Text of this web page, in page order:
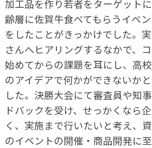
加工品を作り若者をターゲット
齢層に佐賀牛食べてもらうイベ
をしたことがきっかけでした。
さんへヒアリングするなかで、
始めてからの課題を耳にし、高
のアイデアで何かができないか
した。決勝大会にて審査員や知
ドバックを受け、せっかくなら
く、実施まで行いたいと考え、
のイベントの開催・商品開発に至